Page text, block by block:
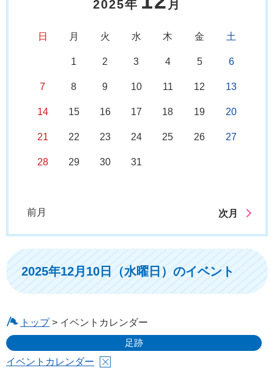
2025年 月
日 月 火 水 木 金 土
1 2 3 4 5 6
7 8 9 10 11 12 13
14 15 16 17 18 19 20
21 22 23 24 25 26 27
28 29 30 31
前月 次月
2025年12月10日（水曜日）のイベント
トップ> イベントカレンダー
足跡
イベントカレンダー